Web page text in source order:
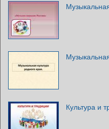
Культура и